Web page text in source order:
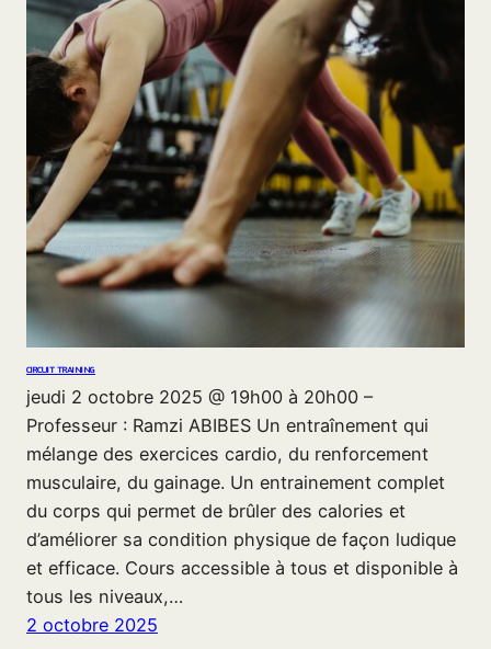
CIRCUIT TRAINING
jeudi 2 octobre 2025 @ 19h00 à 20h00 –
Professeur : Ramzi ABIBES Un entraînement qui
mélange des exercices cardio, du renforcement
musculaire, du gainage. Un entrainement complet
du corps qui permet de brûler des calories et
d’améliorer sa condition physique de façon ludique
et efficace. Cours accessible à tous et disponible à
tous les niveaux,…
2 octobre 2025